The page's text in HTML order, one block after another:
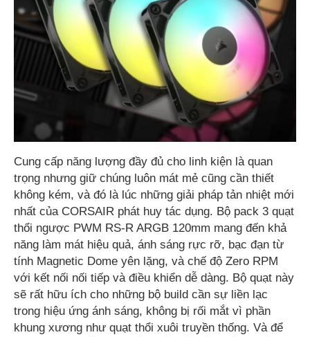
Cung cấp năng lượng đầy đủ cho linh kiện là quan
trọng nhưng giữ chúng luôn mát mẻ cũng cần thiết
không kém, và đó là lúc những giải pháp tản nhiệt mới
nhất của CORSAIR phát huy tác dụng. Bộ pack 3 quạt
thổi ngược PWM RS-R ARGB 120mm mang đến khả
năng làm mát hiệu quả, ánh sáng rực rỡ, bạc đạn từ
tính Magnetic Dome yên lặng, và chế độ Zero RPM
với kết nối nối tiếp và điều khiển dễ dàng. Bộ quạt này
sẽ rất hữu ích cho những bộ build cần sự liền lạc
trong hiệu ứng ánh sáng, không bị rối mắt vì phần
khung xương như quạt thổi xuôi truyền thống. Và để